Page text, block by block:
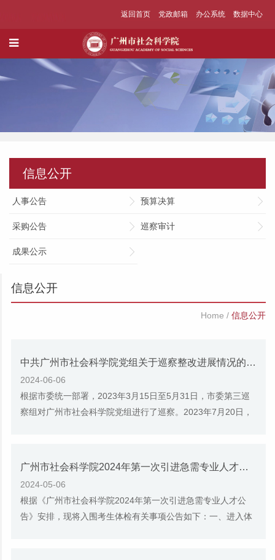
返回首页 党政邮箱 办公系统 数据中心
信息公开
人事公告 预算决算
采购公告 巡察审计
成果公示
信息公开
Home / 信息公开
中共广州市社会科学院党组关于巡察整改进展情况的通报
2024-06-06
根据市委统一部署，2023年3月15日至5月31日，市委第三巡
察组对广州市社会科学院党组进行了巡察。2023年7月20日，
广州市社会科学院2024年第一次引进急需专业人才入围体检名单公告
2024-05-06
根据《广州市社会科学院2024年第一次引进急需专业人才公
告》安排，现将入围考生体检有关事项公告如下：一、进入体